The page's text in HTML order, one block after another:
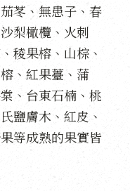
苳、無患子、春
梨橄欖、火刺
稜果榕、山棕、
、紅果薹、蒲
、台東石楠、桃
鹽膚木、紅皮、
等成熟的果實皆